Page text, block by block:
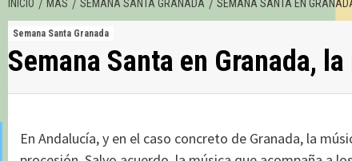
INICIO MÁS SEMANA SANTA GRANADA SEMANA SANTA EN
Semana Santa Granada
Semana Santa en Granada,
En Andalucía, y en el caso concreto de Granada, la